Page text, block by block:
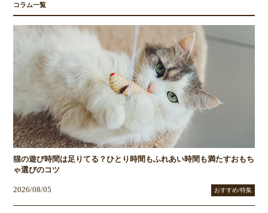
コラム一覧
猫の遊び時間は足りてる？ひとり時間もふれあい時間も満たすおもち
ゃ選びのコツ
2026/08/05 おすすめ/特集